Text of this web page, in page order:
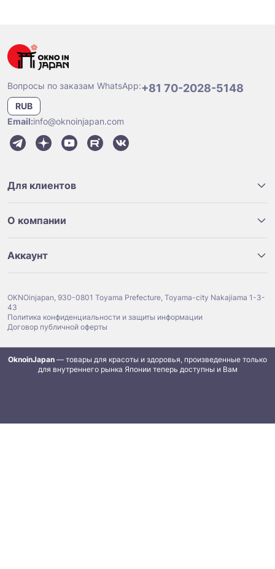
Вопросы по заказам WhatsApp:+81 70-2028-5148
RUB
Email:info@oknoinjapan.com
Для клиентов
О компании
Аккаунт
OKNOinjapan, 930-0801 Toyama Prefecture, Toyama-city Nakajiama 1-3-
43
Политика конфиденциальности и защиты информации
Договор публичной оферты
OknoinJapan — товары для красоты и здоровья, произведенные только
для внутреннего рынка Японии теперь доступны и Вам